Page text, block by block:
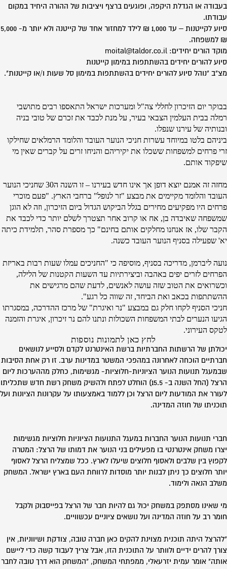
בעבודה או הגדלת היקפה, ופוגעים ברצף ויציבות של ההורה היחיד במקום
עבודתו.
סיוע לקייטנות – עד 1,000 ₪ לילד למחזור אחד של קייטנה ולא יותר מ- 5,000
₪ למשפחה.
מוקד הורים יחידים: moital@taldor.co.il
סיוע להורים יחידים בהשתתפות במימון קייטנות
מצ"ב "נוהל סיוע להורים יחידים בהשתתפות במימון סל שעות ו/או קייטנות".
בבוקר יום הזיכרון לחללי צה"ל ומערכות ישראל התאספו רבים מתושבי
רמלה בבית העלמין הצבאי בעיר, על מנת לכבד את זכרם של טובי בניה
ובנותיה של עירנו שנפלו.
ביניהם בלטו במיוחד עשרות חניכי הנוער העובד והלומד הרמלאים שחילקו
זרי פרחים למשפחות ששכלו את יקיריהם והניחו זרים על קברים שאין מי
שיפקוד אותם.
מחזה זה אמנם יוצא דופן אך אינו חדש בעירנו – זו השנה ה30 שחניכי הנוער
העובד והלומד מקיימים את מבצע "זר לנופל" ברחבי הארץ. "פעם מוכרי
פרחים היו מפקיעים מחירים בגלל הביקוש הגדול ביום הזיכרון, וזה לא הוגן
שמשפחה שאיבדה בן, אח או קרוב אחר תצטרך לשלם יותר כדי לכבד את
הקבר שלו, אז אנחנו מחלקים אותם בחינם" כך מספרת סהר, תלמידת כיתה
יא' שפעילה בסניף הנוער העובד כשנה.
נועה ליברמן, מדריכה בסניף, מוסיפה כי "החניכים עמלו שעות רבות באריזת
הפרחים לזרים יפים באהבה וביצירתיות עד השעות הקטנות של הלילה,
וכשרואים את הטוב שזה עושה לאנשים, לדעת שהם מרגישים את
ההשתתפות בכאב ואת הביחד, זה שווה כל רגע".
חניכי הסניף לקחו חלק גם במבצע "נר ואיגרת" של מרכז ההדרכה, במסגרתו
הגיעו הנערים לבתי המשפחות השכולות ונתנו להם נר זיכרון, איגרת והזמנה
לטקס העירוני.
לחץ כאן לתמונות נוספות
יכולתן של הרשתות החברתיות ברשת האינטרנט לקדם ולסייע לנושאים
חברתיים הוכחה לאחרונה במהפכי המשטר במדינות ערב. זו רק אחת הסיבות
שבמעגל תנועות הנוער הציוניות-חלוציות- מגשימות, כחלק מההערכות ליום
הרצל (החל השנה ב- 15.5) הוחלט לפתח ולהשיק משחק רשת חדש שתכליתו
לעורר את המודעות ליום הרצל וכן ללמוד באמצעותו על עקרונות הציונות ועל
תוכניתו של חוזה המדינה.
חברי תנועות הנוער החברות במעגל התנועות הציוניות חלוציות מגשימות
יצרו משחק אינטרנטי בו מפעילים בני הנוער את דמותו של הרצל: המטרה
לקפוץ בין שלבים ולאסוף חלוצים שיעלו לארץ. ככל שמצליח הרצל לאסוף
יותר חלוצים כך ניתן לבנות יותר מוסדות לרווחת העם בארץ ישראל. המשחק
משלב הנאה ולימוד.
מי שאינו מסתפק במשחק יכול גם להיות חבר של הרצל בפייסבוק ולקבל
חומר רב על חוזה המדינה ועל נושאים ציוניים עכשוויים.
"להרצל היתה תוכנית מצוינת להקים כאן חברה טובה, צודקת ושיווניות, אין
צורך להרים ידיים ולוותר על התוכנית הזו, אבל צריך לעבוד קשה כדי ליישם
אותה" אומר עמית יזרעאלי, ממפתחי המשחק, "המשחק הוא דרך טובה לחבר